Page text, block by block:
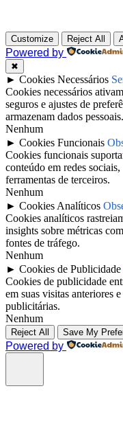
Customize Reject All
Powered by
✖
► Cookies Necessários
Cookies necessários
seguros e ajustes de
armazenam dados pessoais.
Nenhum
► Cookies Funcionais
Cookies funcionais
conteúdo em redes
ferramentas de terceiros.
Nenhum
► Cookies Analíticos
Cookies analíticos
insights sobre métricas
fontes de tráfego.
Nenhum
► Cookies de Publicidade
Cookies de publicidade
em suas visitas anteriores
publicitárias.
Nenhum
Reject All Save My
Powered by